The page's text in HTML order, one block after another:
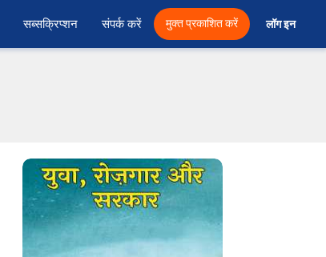
सब्सक्रिप्शन संपर्क करें मुक्त प्रकाशित करें लॉग इन